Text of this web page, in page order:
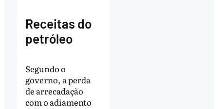
Receitas do
petróleo
Segundo o
governo, a perda
de arrecadação
com o adiamento